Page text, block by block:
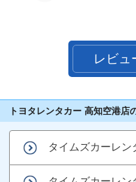
レビュ
トヨタレンタカー 高知空港店
タイムズカーレ